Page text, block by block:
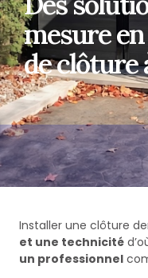
mesure
de clôture
Installer une clôture
et une technicité
un professionnel